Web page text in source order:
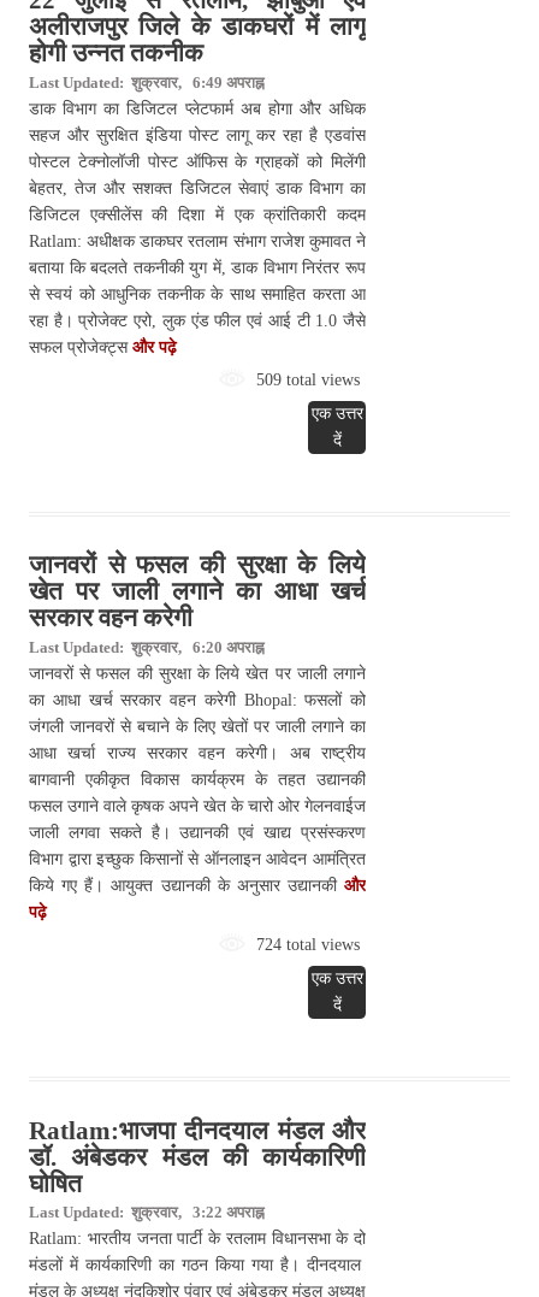
अलीराजपुर जिले के डाकघरों में लागू
होगी उन्नत तकनीक
Last Updated: शुक्रवार, 6:49 अपराह्न
डाक विभाग का डिजिटल प्लेटफार्म अब होगा और अधिक
सहज और सुरक्षित इंडिया पोस्ट लागू कर रहा है एडवांस
पोस्टल टेक्नोलॉजी पोस्ट ऑफिस के ग्राहकों को मिलेंगी
बेहतर, तेज और सशक्त डिजिटल सेवाएं डाक विभाग का
डिजिटल एक्सीलेंस की दिशा में एक क्रांतिकारी कदम
Ratlam: अधीक्षक डाकघर रतलाम संभाग राजेश कुमावत ने
बताया कि बदलते तकनीकी युग में, डाक विभाग निरंतर रूप
से स्वयं को आधुनिक तकनीक के साथ समाहित करता आ
रहा है। प्रोजेक्ट एरो, लुक एंड फील एवं आई टी 1.0 जैसे
सफल प्रोजेक्ट्स और पढ़े
509 total views
एक उत्तर
दें
जानवरों से फसल की सुरक्षा के लिये
खेत पर जाली लगाने का आधा खर्च
सरकार वहन करेगी
Last Updated: शुक्रवार, 6:20 अपराह्न
जानवरों से फसल की सुरक्षा के लिये खेत पर जाली लगाने
का आधा खर्च सरकार वहन करेगी Bhopal: फसलों को
जंगली जानवरों से बचाने के लिए खेतों पर जाली लगाने का
आधा खर्चा राज्य सरकार वहन करेगी। अब राष्ट्रीय
बागवानी एकीकृत विकास कार्यक्रम के तहत उद्यानकी
फसल उगाने वाले कृषक अपने खेत के चारो ओर गेलनवाईज
जाली लगवा सकते है। उद्यानकी एवं खाद्य प्रसंस्करण
विभाग द्वारा इच्छुक किसानों से ऑनलाइन आवेदन आमंत्रित
किये गए हैं। आयुक्त उद्यानकी के अनुसार उद्यानकी और
पढ़े
724 total views
एक उत्तर
दें
Ratlam:भाजपा दीनदयाल मंडल और
डॉ. अंबेडकर मंडल की कार्यकारिणी
घोषित
Last Updated: शुक्रवार, 3:22 अपराह्न
Ratlam: भारतीय जनता पार्टी के रतलाम विधानसभा के दो
मंडलों में कार्यकारिणी का गठन किया गया है। दीनदयाल
मंडल के अध्यक्ष नंदकिशोर पंवार एवं अंबेडकर मंडल अध्यक्ष